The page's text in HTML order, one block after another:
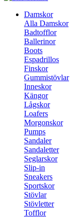
Damskor
Alla Damskor
Badtofflor
Ballerinor
Boots
Espadrillos
Finskor
Gummistövlar
Inneskor
Kängor
Lågskor
Loafers
Morgonskor
Pumps
Sandaler
Sandaletter
Seglarskor
Slip-in
Sneakers
Sportskor
Stövlar
Stövletter
Tofflor